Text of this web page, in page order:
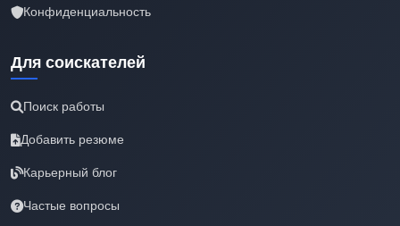
Конфиденциальность
Для соискателей
Поиск работы
Добавить резюме
Карьерный блог
Частые вопросы